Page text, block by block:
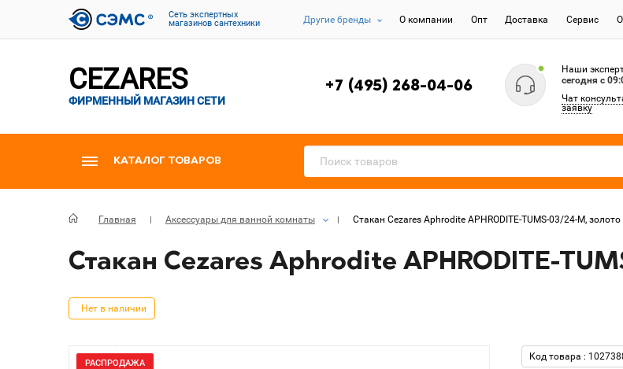
Cеть экспертных
магазинов сантехники
Другие бренды О компании Опт Доставка Сервис
CEZARES
ФИРМЕННЫЙ МАГАЗИН СЕТИ
+7 (495) 268-04-06
Наши
сегодня c
Чат
заявку
КАТАЛОГ ТОВАРОВ
Главная Аксессуары для ванной комнаты Стакан Cezares Aphrodite APHRODITE-TUMS-03/24-M, золото
Стакан Cezares Aphrodite APHRODITE-
Нет в наличии
РАСПРОДАЖА
Код товара :